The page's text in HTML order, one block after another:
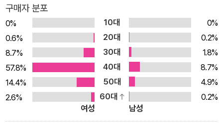
가 있는 사람 같고, 엄마처럼 자신도 제 마음대로 하려는 반발심
이 생긴다. 그러면서도 고생하는 엄마가 행복해야 할 것 같고, 어
린 동생은 아빠가 있어야 할 것 같아서 머리가 복잡하다. 같은 처
지인 민혁이와 다온이는 표정으로도 통하는 게 있다. 친엄마와는
어떻게 지내는지, 우리 엄마랑 아저씨가 결혼하면 어떻게 할 건지
조심스레 묻는 다온이에게 민혁이는 간단히 말한다.“뭘 어떻게
해. 아줌마는 아줌마고 엄마는 엄마지.”이 한마디를 하기까지 민
혁이가 얼마나 많은 마음고생을 했을지 다온이와 독자는 짐작할
수 있다. 민혁이의 말은 새아버지의 딸이 되어야 한다는 의무감,
구매자 분포
0% 10대
0%
0.6%
20대
0.2%
8.7%
30대
1.8%
57.8%
40대
8.7%
14.4%
50대
4.9%
2.6%
60대
0.2%
여성
남성